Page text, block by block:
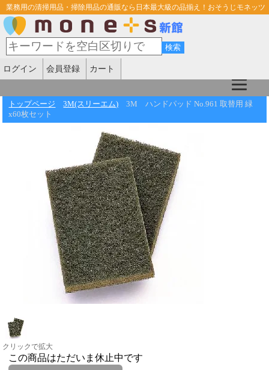
業務用の清掃用品・掃除用品の通販なら日本最大級の品揃え！おそうじモネッツ
ログイン 会員登録 カート
トップページ 3M(スリーエム)
3M ハンドパッド No.961 取替用 緑
x60枚セット
クリックで拡大
この商品はただいま休止中です